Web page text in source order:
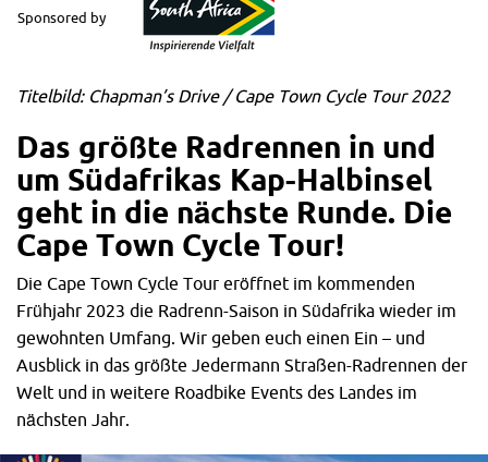
Sponsored by
Titelbild: Chapman’s Drive / Cape Town Cycle Tour 2022
Das größte Radrennen in und
um Südafrikas Kap-Halbinsel
geht in die nächste Runde. Die
Cape Town Cycle Tour!
Die Cape Town Cycle Tour eröffnet im kommenden
Frühjahr 2023 die Radrenn-Saison in Südafrika wieder im
gewohnten Umfang. Wir geben euch einen Ein – und
Ausblick in das größte Jedermann Straßen-Radrennen der
Welt und in weitere Roadbike Events des Landes im
nächsten Jahr.